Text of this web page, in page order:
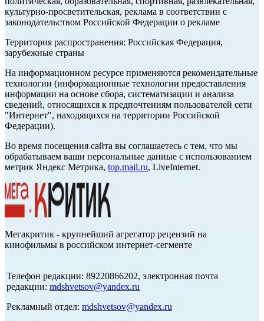
культурно-просветительская, реклама в соответствии с
законодательством Российской Федерации о рекламе
Территория распространения: Российская Федерация,
зарубежные страны
На информационном ресурсе применяются рекомендательные
технологии (информационные технологии предоставления
информации на основе сбора, систематизации и анализа
сведений, относящихся к предпочтениям пользователей сети
"Интернет", находящихся на территории Российской
Федерации).
Во время посещения сайта вы соглашаетесь с тем, что мы
обрабатываем ваши персональные данные с использованием
метрик Яндекс Метрика, top.mail.ru, LiveInternet.
Мегакритик - крупнейший агрегатор рецензий на
кинофильмы в российском интернет-сегменте
Телефон редакции: 89220866202, электронная почта
редакции: mdshvetsov@yandex.ru
Рекламный отдел: mdshvetsov@yandex.ru